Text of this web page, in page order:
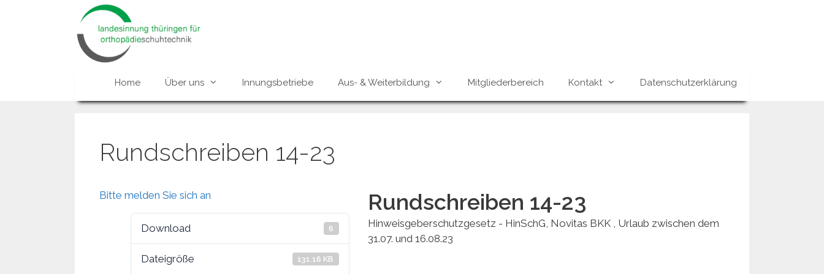
Home Über uns Innungsbetriebe Aus- & Weiterbildung Mitgliederbereich Kontakt Datenschutzerklärung
Rundschreiben 14-23
Bitte melden Sie sich an
Download 6
Dateigröße 131.16 KB
Rundschreiben 14-23
Hinweisgeberschutzgesetz - HinSchG, Novitas BKK , Urlaub zwischen dem
31.07. und 16.08.23